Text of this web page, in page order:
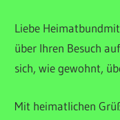
Liebe
über Ihren Besuch
sich, wie gewohnt,
Mit heimatlichen